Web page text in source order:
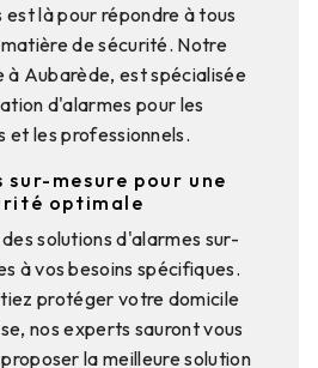
est là pour répondre à tous
de sécurité. Notre
à Aubarède, est spécialisée
d'alarmes pour les
et les professionnels.
sur-mesure pour une
optimale
solutions d'alarmes sur-
à vos besoins spécifiques.
protéger votre domicile
nos experts sauront vous
la meilleure solution